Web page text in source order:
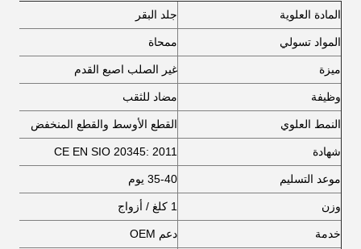
المادة العلوية جلد البقر
المواد تسولي ممحاة
ميزة غير الصلب اصبع القدم
وظيفة مضاد للثقب
النمط العلوي القطع الأوسط والقطع المنخفض
شهادة CE EN SIO 20345: 2011
موعد التسليم 35-40 يوم
وزن 1 كلغ / أزواج
خدمة دعم OEM